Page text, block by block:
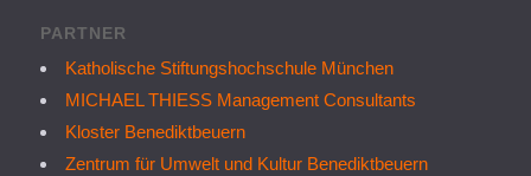
PARTNER
Katholische Stiftungshochschule München
MICHAEL THIESS Management Consultants
Kloster Benediktbeuern
Zentrum für Umwelt und Kultur Benediktbeuern